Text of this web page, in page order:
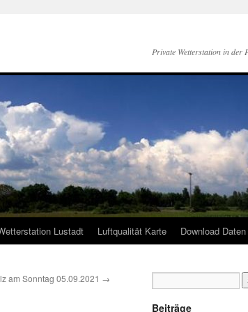
Private Wetterstation in der
Lustadt Luftqualität Karte Download Daten
am Sonntag 05.09.2021 →
Beiträge